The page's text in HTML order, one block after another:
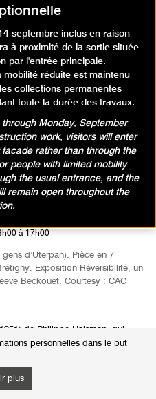
personnelles dans le but
plus
à 17h00
d’Uterpan). Pièce en 7
Exposition Réversibilité, un
Beckouet. Courtesy : CAC
de Philippe Halsman, qui
un crâne figuré par sept
grâce aux gens
septembre inclus en raison
à proximité de la sortie située
par l'entrée principale.
mobilité réduite est maintenu
collections permanentes
toute la durée des travaux.
Monday, September
work, visitors will enter
rather than through the
people with limited mobility
the usual entrance, and the
remain open throughout the